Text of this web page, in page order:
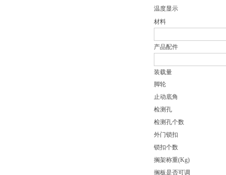
温度显示
材料
产品配件
装载量
脚轮
止动底角
检测孔
检测孔个数
外门锁扣
锁扣个数
搁架称重(Kg)
搁板是否可调